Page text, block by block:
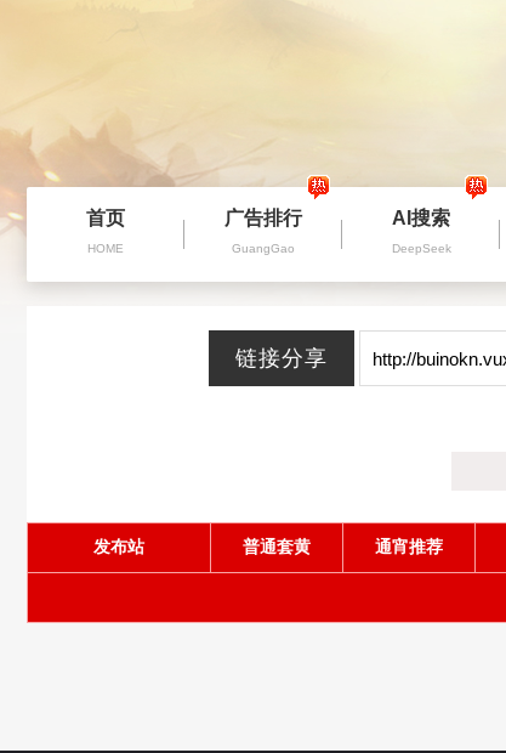
首页
HOME
广告排行
GuangGao
AI搜索
DeepSeek
发布站 普通套黄 通宵推荐